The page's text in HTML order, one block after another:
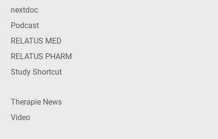
nextdoc
Podcast
RELATUS MED
RELATUS PHARM
Study Shortcut
Therapie News
Video